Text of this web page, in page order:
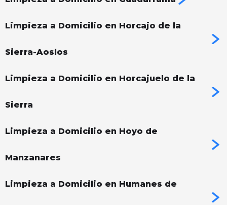
Limpieza a Domicilio en Horcajo de la
Sierra-Aoslos
Limpieza a Domicilio en Horcajuelo de la
Sierra
Limpieza a Domicilio en Hoyo de
Manzanares
Limpieza a Domicilio en Humanes de